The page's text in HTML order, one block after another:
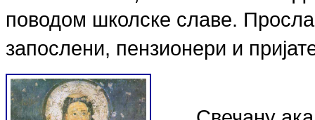
поводом школске славе.
запослени, пензионери и